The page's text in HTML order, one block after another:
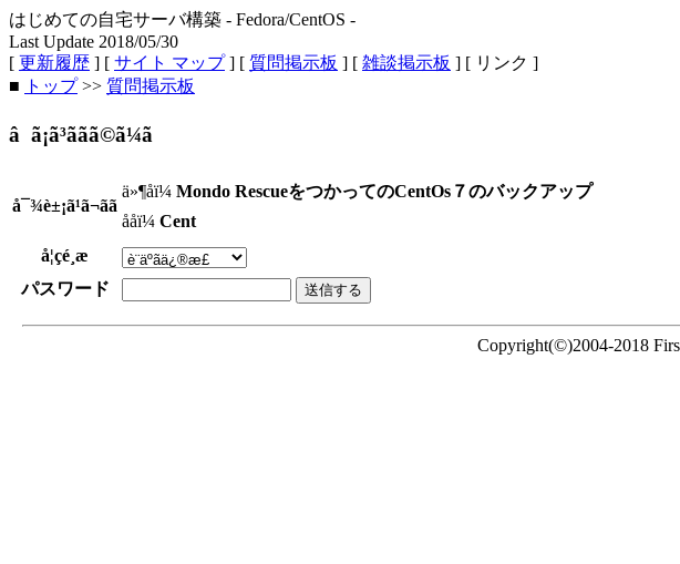
はじめての自宅サーバ構築 - Fedora/CentOS -
Last Update 2018/05/30
[ 更新履歴 ] [ サイト マップ] [ 質問掲示板 ] [ 雑談掲示板 ] [ リンク ]
■
トップ>> 質問掲示板
â ã¡ã³ããã©ã¼ã
å¯¾è±¡ã¹ã¬ãã
ä»¶åï¼ Mondo RescueをつかってのCentOs７のバックアップ
ååï¼ Cent
å¦çé¸æ
パスワード
Copyright(©)2004-2018